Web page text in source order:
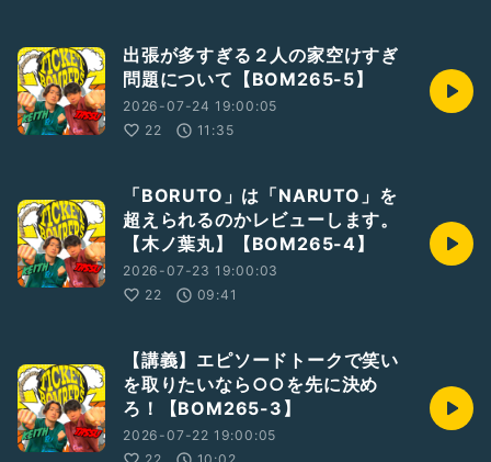
出張が多すぎる２人の家空けすぎ
問題について【BOM265-5】
2026-07-24 19:00:05
22
11:35
「BORUTO」は「NARUTO」を
超えられるのかレビューします。
【木ノ葉丸】【BOM265-4】
2026-07-23 19:00:03
22
09:41
【講義】エピソードトークで笑い
を取りたいなら○○を先に決め
ろ！【BOM265-3】
2026-07-22 19:00:05